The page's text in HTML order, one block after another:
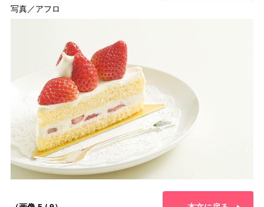
写真／アフロ